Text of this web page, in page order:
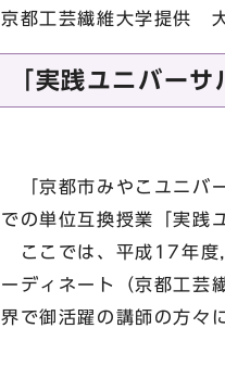
京都工芸繊維大学提供
「実践ユニバー
「京都市みやこユニバ
での単位互換授業「実践
ここでは、平成17年度
ーディネート（京都工芸
界で御活躍の講師の方々